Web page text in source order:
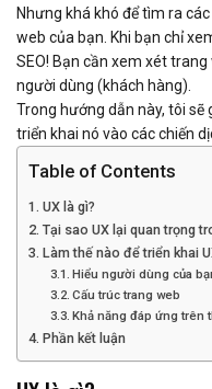
Nhưng khá khó để tìm ra
web của bạn. Khi bạn chỉ
SEO! Bạn cần xem xét
người dùng (khách hàng).
Trong hướng dẫn này, tôi sẽ
triển khai nó vào các chiến
Table of Contents
UX là gì?
Tại sao UX lại quan trọng
Làm thế nào để triển khai
Hiểu người dùng của
Cấu trúc trang web
Khả năng đáp ứng trên
Phần kết luận